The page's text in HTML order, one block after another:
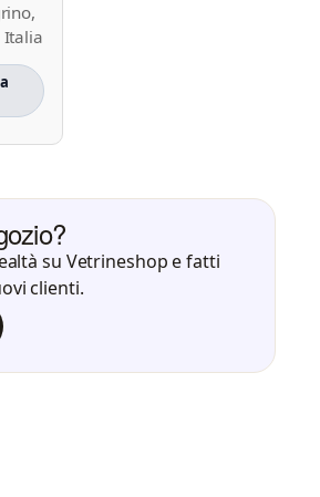
Italia
su Vetrineshop e fatti
clienti.